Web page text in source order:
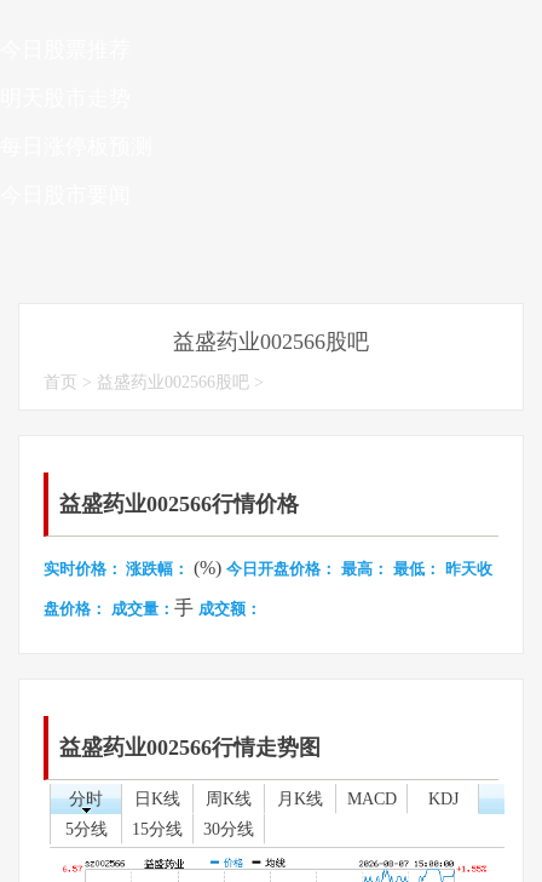
益盛药业002566股吧
首页 > 益盛药业002566股吧 >
益盛药业002566行情价格
实时价格： 涨跌幅： (%) 今日开盘价格： 最高： 最低： 昨天收
盘价格： 成交量： 手 成交额：
益盛药业002566行情走势图
分时 日K线 周K线 月K线 MACD
KDJ
5分线
15分线 30分线